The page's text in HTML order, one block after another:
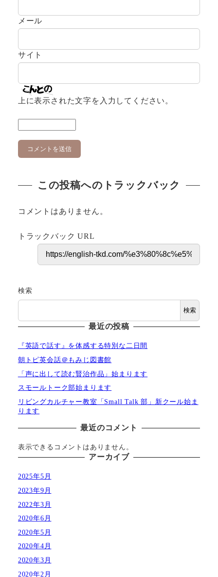
メール
サイト
上に表示された文字を入力してください。
この投稿へのトラックバック
コメントはありません。
トラックバック URL
検索
検索
最近の投稿
『英語で話す』を体感する特別な二日間
朝トピ英会話＠もみじ図書館
「声に出して読む賢治作品」始まります
スモールトーク部始まります
リビングカルチャー教室「Small Talk 部」新クール始ま
ります
最近のコメント
表示できるコメントはありません。
アーカイブ
2025年5月
2023年9月
2022年3月
2020年6月
2020年5月
2020年4月
2020年3月
2020年2月